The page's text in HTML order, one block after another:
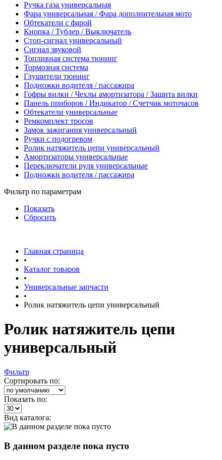
Ручка газа универсальная
Фара универсальная / Фара дополнительная мото
Обтекатели с фарой
Кнопка / Тублер / Выключатель
Стоп-сигнал универсальный
Сигнал звуковой
Топливная система тюнинг
Тормозная система
Глушители тюнинг
Подножки водителя / пассажира
Гофры вилки / Чехлы амортизатора / Защита вилки
Панель приборов / Индикатор / Счетчик моточасов
Обтекатели универсальные
Ремкомплект тросов
Замок зажигания универсальный
Ручки с подогревом
Ролик натяжитель цепи универсальный
Амортизаторы универсальные
Переключатели руля универсальные
Подножки водителя / пассажира
Фильтр по параметрам
Показать
Сбросить
Главная страница
•
Каталог товаров
•
Универсальные запчасти
•
Ролик натяжитель цепи универсальный
Ролик натяжитель цепи
универсальный
Фильтр
Сортировать по:
Показать по:
Вид каталога:
В данном разделе пока пусто